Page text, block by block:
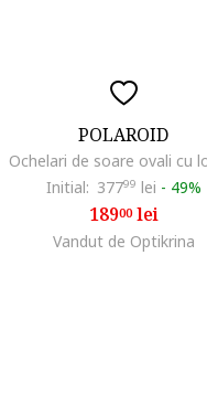
POLAROID
Initial: 37799 lei - 49%
18900lei
Vandut de Optikrina